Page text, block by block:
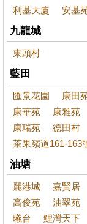
利基大廈 安基
九龍城
東頭村
藍田
匯景花園 康田
康華苑
康雅苑
康瑞苑
德田村
茶果嶺道161-163
油塘
麗港城 嘉賢居
高俊苑
油翠苑
曦台
鯉灣天下